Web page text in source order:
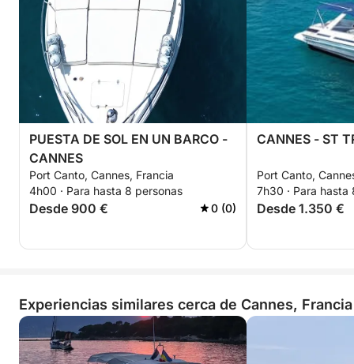
en función de la distancia.
Esta experiencia ofrece la combinación perfecta de
comodidad, flexibilidad y descubrimiento en la
Costa Azul.
PUESTA DE SOL EN UN BARCO -
CANNES
Port Canto, Cannes, Francia
4h00 · Para hasta 8 personas
Desde 900 € 0 (0)
CANNES - ST
Port Canto,
7h30 · Para hasta
Desde 1.350 €
Experiencias similares cerca de Cannes, Francia